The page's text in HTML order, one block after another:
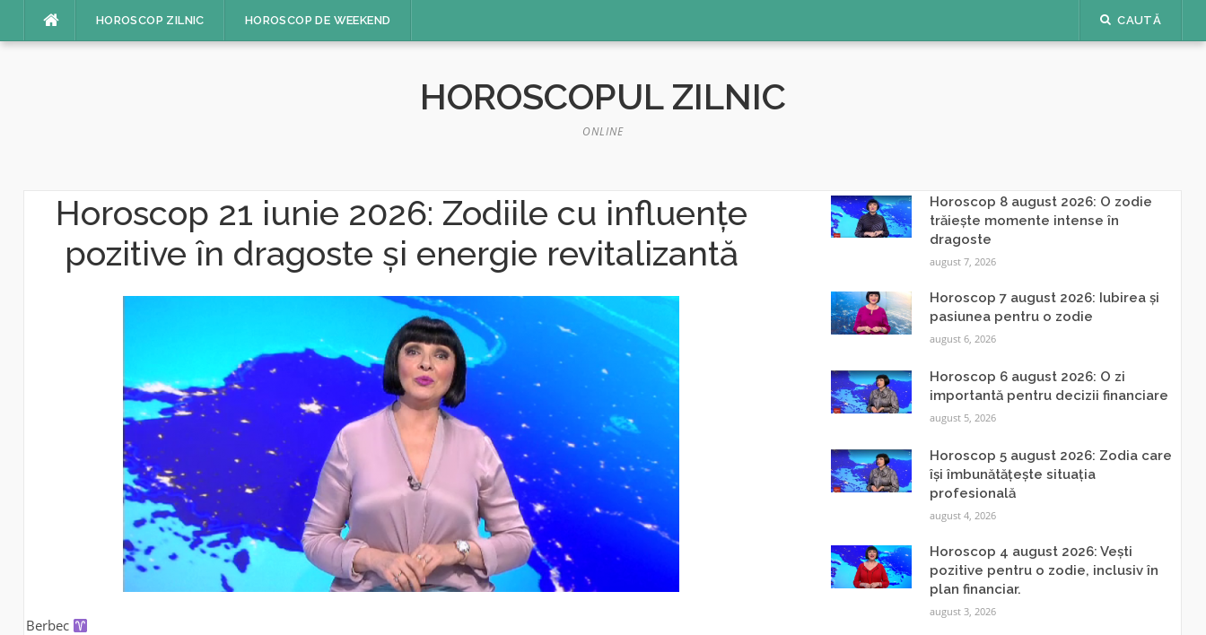
HOROSCOP ZILNIC HOROSCOP DE WEEKEND CAUTĂ
HOROSCOPUL ZILNIC
ONLINE
Horoscop 21 iunie 2026: Zodiile cu influențe
pozitive în dragoste și energie revitalizantă
Berbec
Horoscop 8 august 2026: O zodie
trăiește momente intense în
dragoste
august 7, 2026
Horoscop 7 august 2026: Iubirea și
pasiunea pentru o zodie
august 6, 2026
Horoscop 6 august 2026: O zi
importantă pentru decizii financiare
august 5, 2026
Horoscop 5 august 2026: Zodia care
își îmbunătățește situația
profesională
august 4, 2026
Horoscop 4 august 2026: Vești
pozitive pentru o zodie, inclusiv în
plan financiar.
august 3, 2026